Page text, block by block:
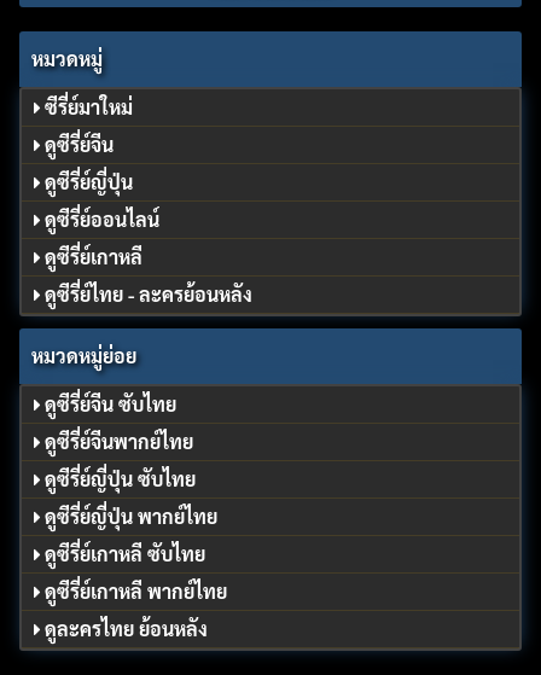
หมวดหมู่
ซีรี่ย์มาใหม่
ดูซีรี่ย์จีน
ดูซีรี่ย์ญี่ปุ่น
ดูซีรี่ย์ออนไลน์
ดูซีรี่ย์เกาหลี
ดูซีรี่ย์ไทย - ละครย้อนหลัง
หมวดหมู่ย่อย
ดูซีรี่ย์จีน ซับไทย
ดูซีรี่ย์จีนพากย์ไทย
ดูซีรี่ย์ญี่ปุ่น ซับไทย
ดูซีรี่ย์ญี่ปุ่น พากย์ไทย
ดูซีรี่ย์เกาหลี ซับไทย
ดูซีรี่ย์เกาหลี พากย์ไทย
ดูละครไทย ย้อนหลัง